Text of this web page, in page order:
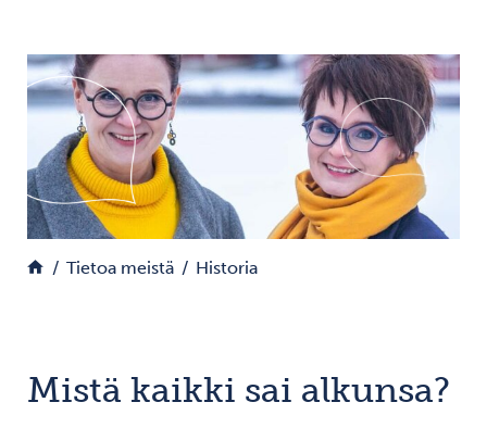
Palaa etusivulle
Tietoa meistä Historia
Mistä kaikki sai alkunsa?